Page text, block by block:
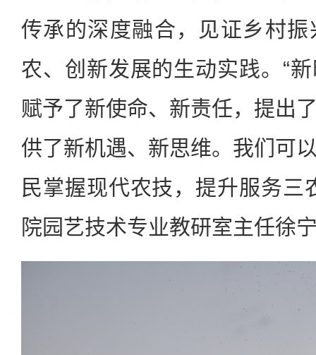
传承的深度融合，见证乡村
农、创新发展的生动实践。“
赋予了新使命、新责任，提出
供了新机遇、新思维。我们可
民掌握现代农技，提升服务三
院园艺技术专业教研室主任徐